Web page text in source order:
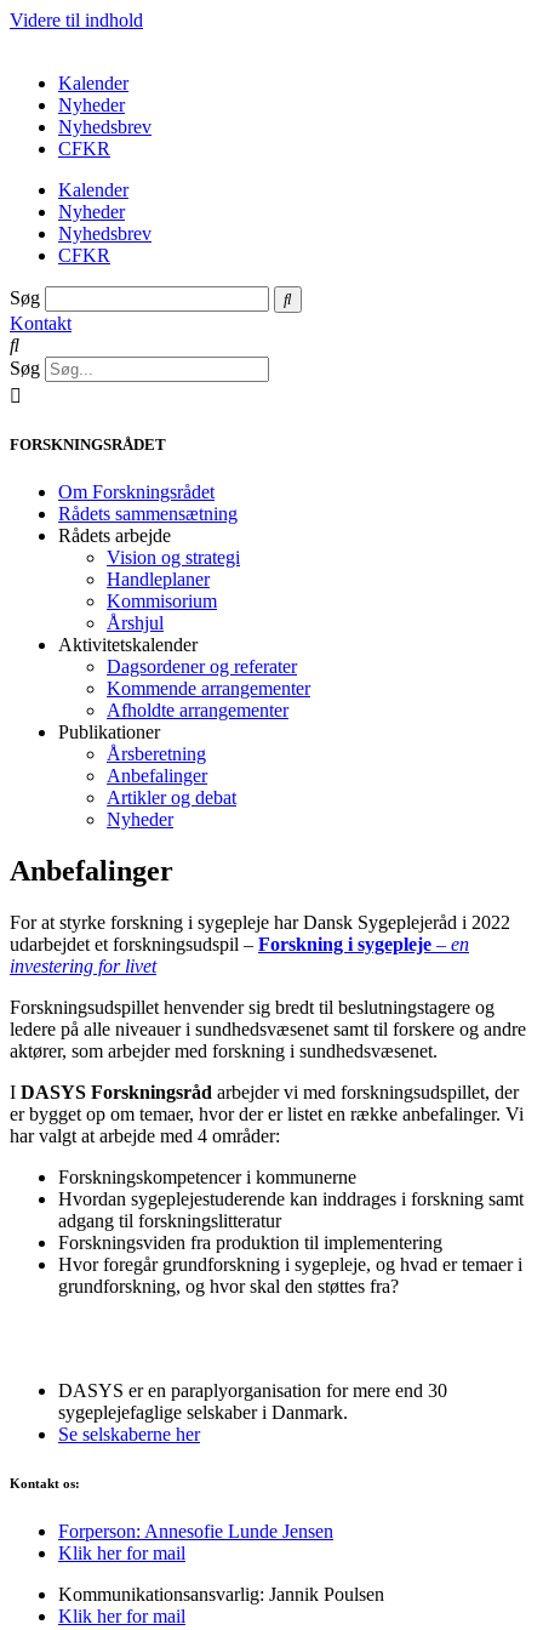
Videre til indhold
Kalender
Nyheder
Nyhedsbrev
CFKR
Kalender
Nyheder
Nyhedsbrev
CFKR
Søg
Kontakt
Søg
FORSKNINGSRÅDET
Om Forskningsrådet
Rådets sammensætning
Rådets arbejde
Vision og strategi
Handleplaner
Kommisorium
Årshjul
Aktivitetskalender
Dagsordener og referater
Kommende arrangementer
Afholdte arrangementer
Publikationer
Årsberetning
Anbefalinger
Artikler og debat
Nyheder
Anbefalinger
For at styrke forskning i sygepleje har Dansk Sygeplejeråd i 2022
udarbejdet et forskningsudspil – Forskning i sygepleje – en
investering for livet
Forskningsudspillet henvender sig bredt til beslutningstagere og
ledere på alle niveauer i sundhedsvæsenet samt til forskere og andre
aktører, som arbejder med forskning i sundhedsvæsenet.
I DASYS Forskningsråd arbejder vi med forskningsudspillet, der
er bygget op om temaer, hvor der er listet en række anbefalinger. Vi
har valgt at arbejde med 4 områder:
Forskningskompetencer i kommunerne
Hvordan sygeplejestuderende kan inddrages i forskning samt
adgang til forskningslitteratur
Forskningsviden fra produktion til implementering
Hvor foregår grundforskning i sygepleje, og hvad er temaer i
grundforskning, og hvor skal den støttes fra?
DASYS er en paraplyorganisation for mere end 30
sygeplejefaglige selskaber i Danmark.
Se selskaberne her
Kontakt os:
Forperson: Annesofie Lunde Jensen
Klik her for mail
Kommunikationsansvarlig: Jannik Poulsen
Klik her for mail